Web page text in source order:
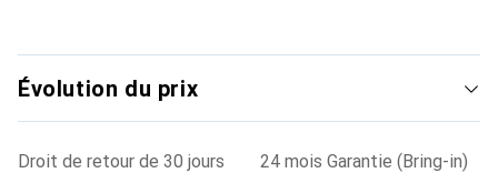
Évolution du prix
Droit de retour de 30 jours
24 mois Garantie (Bring-in)